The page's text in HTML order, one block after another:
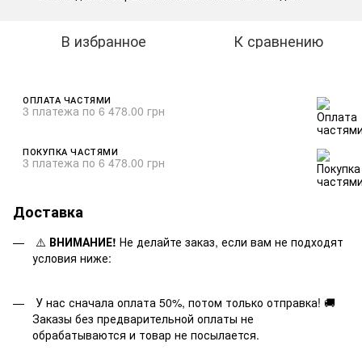
В избранное К сравнению
ОПЛАТА ЧАСТЯМИ
3 платежа по 6 478.00 грн
ПОКУПКА ЧАСТЯМИ
3 платежа по 6 478.00 грн
Доставка
⚠️ ВНИМАНИЕ! Не делайте заказ, если вам не подходят
условия ниже:
У нас сначала оплата 50%, потом только отправка! 🚚
Заказы без предварительной оплаты не
обрабатываются и товар не посылается.